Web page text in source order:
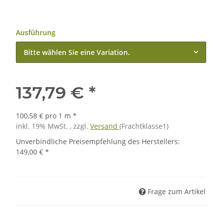
Ausführung
Bitte wählen Sie eine Variation.
137,79 € *
100,58 € pro 1 m *
inkl. 19% MwSt. , zzgl. Versand (Frachtklasse1)
Unverbindliche Preisempfehlung des Herstellers:
149,00 € *
Frage zum Artikel